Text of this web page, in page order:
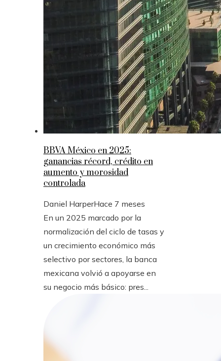
BBVA México en 2025:
ganancias récord, crédito en
aumento y morosidad
controlada
Daniel HarperHace 7 meses
En un 2025 marcado por la
normalización del ciclo de tasas y
un crecimiento económico más
selectivo por sectores, la banca
mexicana volvió a apoyarse en
su negocio más básico: pres...